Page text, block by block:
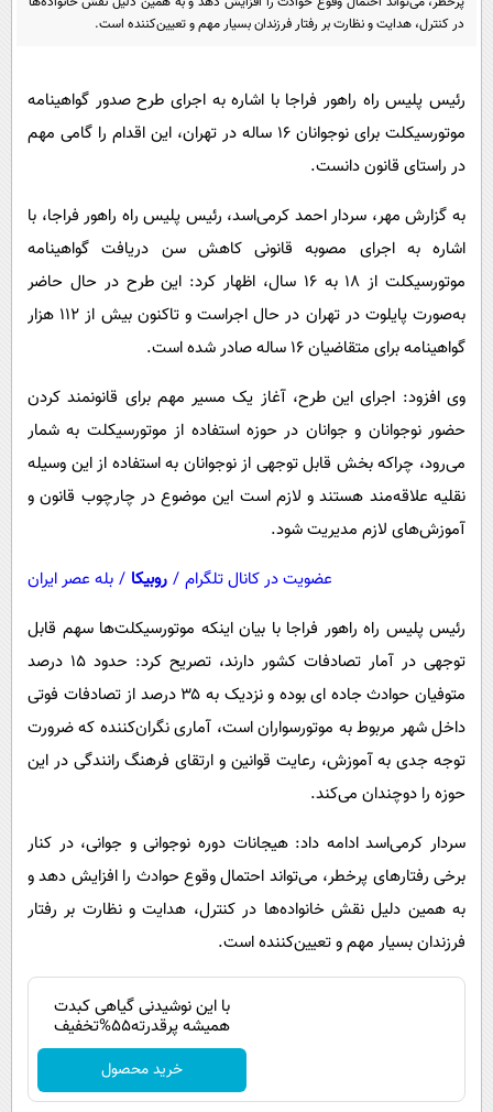
سرگرمی
گوناگون
حوادث
سلامت
فرهنگی
بین الملل
پیامک
دانلود
در کنترل، هدایت و نظارت بر رفتار فرزندان بسیار مهم و تعیین‌کننده است.
رئیس پلیس راه راهور فراجا با اشاره به اجرای طرح صدور گواهینامه
موتورسیکلت برای نوجوانان ۱۶ ساله در تهران، این اقدام را گامی مهم
در راستای قانون دانست.
به گزارش مهر، سردار احمد کرمی‌اسد، رئیس پلیس راه راهور فراجا، با
اشاره به اجرای مصوبه قانونی کاهش سن دریافت گواهینامه
موتورسیکلت از ۱۸ به ۱۶ سال، اظهار کرد: این طرح در حال حاضر
به‌صورت پایلوت در تهران در حال اجراست و تاکنون بیش از ۱۱۲ هزار
گواهینامه برای متقاضیان ۱۶ ساله صادر شده است.
وی افزود: اجرای این طرح، آغاز یک مسیر مهم برای قانونمند کردن
حضور نوجوانان و جوانان در حوزه استفاده از موتورسیکلت به شمار
می‌رود، چراکه بخش قابل توجهی از نوجوانان به استفاده از این وسیله
نقلیه علاقه‌مند هستند و لازم است این موضوع در چارچوب قانون و
آموزش‌های لازم مدیریت شود.
عضویت در کانال تلگرام / روبیکا / بله عصر ایران
رئیس پلیس راه راهور فراجا با بیان اینکه موتورسیکلت‌ها سهم قابل
توجهی در آمار تصادفات کشور دارند، تصریح کرد: حدود ۱۵ درصد
متوفیان حوادث جاده ای بوده و نزدیک به ۳۵ درصد از تصادفات فوتی
داخل شهر مربوط به موتورسواران است، آماری نگران‌کننده که ضرورت
توجه جدی به آموزش، رعایت قوانین و ارتقای فرهنگ رانندگی در این
حوزه را دوچندان می‌کند.
سردار کرمی‌اسد ادامه داد: هیجانات دوره نوجوانی و جوانی، در کنار
برخی رفتارهای پرخطر، می‌تواند احتمال وقوع حوادث را افزایش دهد و
به همین دلیل نقش خانواده‌ها در کنترل، هدایت و نظارت بر رفتار
فرزندان بسیار مهم و تعیین‌کننده است.
با این نوشیدنی گیاهی کبدت
همیشه پرقدرته55%تخفیف
خرید محصول